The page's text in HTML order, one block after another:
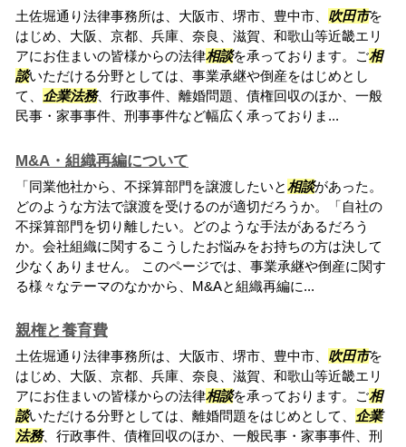
土佐堀通り法律事務所は、大阪市、堺市、豊中市、 吹田市を
はじめ、大阪、京都、兵庫、奈良、滋賀、和歌山等近畿エリ
アにお住まいの皆様からの法律相談を承っております。ご相
談いただける分野としては、事業承継や倒産をはじめとし
て、 企業法務、行政事件、離婚問題、債権回収のほか、一般
民事・家事事件、刑事事件など幅広く承っておりま...
M&A・組織再編について
「同業他社から、不採算部門を譲渡したいと相談があった。
どのような方法で譲渡を受けるのが適切だろうか。「自社の
不採算部門を切り離したい。どのような手法があるだろう
か。会社組織に関するこうしたお悩みをお持ちの方は決して
少なくありません。 このページでは、事業承継や倒産に関す
る様々なテーマのなかから、M&Aと組織再編に...
親権と養育費
土佐堀通り法律事務所は、大阪市、堺市、豊中市、 吹田市を
はじめ、大阪、京都、兵庫、奈良、滋賀、和歌山等近畿エリ
アにお住まいの皆様からの法律相談を承っております。ご相
談いただける分野としては、離婚問題をはじめとして、 企業
法務、行政事件、債権回収のほか、一般民事・家事事件、刑